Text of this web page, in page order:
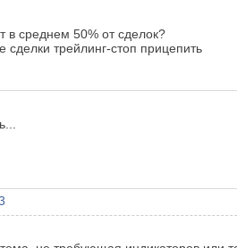
в среднем 50% от сделок?
трейлинг-стоп прицепить